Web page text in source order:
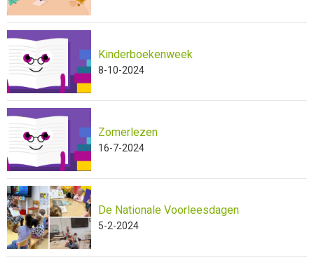
Kinderboekenweek
8-10-2024
Zomerlezen
16-7-2024
De Nationale Voorleesdagen
5-2-2024